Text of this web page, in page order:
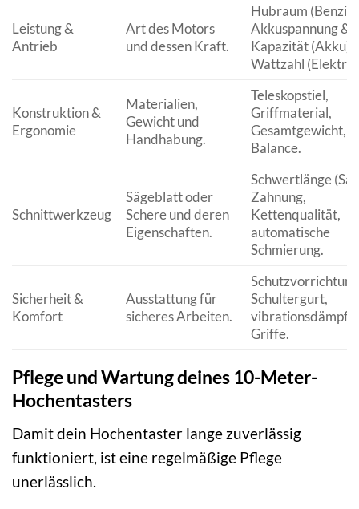
Leistung &
Antrieb
Art des Motors
und dessen Kraft.
Hubraum
Akkuspannung &
Kapazität (Akku),
Wattzahl
Konstruktion &
Ergonomie
Materialien,
Gewicht und
Handhabung.
Teleskopstiel,
Griffmaterial,
Gesamtgewicht,
Balance.
Schnittwerkzeug
Sägeblatt oder
Schere und deren
Eigenschaften.
Schwertlänge
Zahnung,
Kettenqualität,
automatische
Schmierung.
Sicherheit &
Komfort
Ausstattung für
sicheres Arbeiten.
Schultergurt,
Griffe.
Pflege und Wartung deines 10-Meter-
Hochentasters
Damit dein Hochentaster lange zuverlässig
funktioniert, ist eine regelmäßige Pflege
unerlässlich.